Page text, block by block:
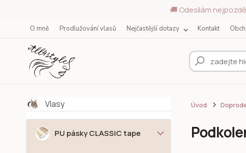
🚚 Odesílám
O mně Prodlužování vlasů Nejčastější dotazy Kontakt
Vlasy
PU pásky CLASSIC tape
Úvod